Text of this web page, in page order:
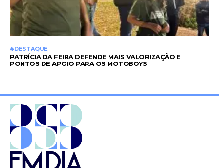
#DESTAQUE
PATRÍCIA DA FEIRA DEFENDE MAIS VALORIZAÇÃO E
PONTOS DE APOIO PARA OS MOTOBOYS